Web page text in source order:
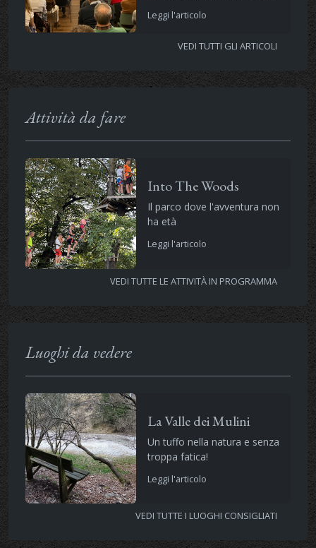
Leggi l'articolo
VEDI TUTTI GLI ARTICOLI
Attività da fare
Into The Woods
Il parco dove l'avventura non
ha età
Leggi l'articolo
VEDI TUTTE LE ATTIVITÀ IN PROGRAMMA
Luoghi da vedere
La Valle dei Mulini
Un tuffo nella natura e senza
troppa fatica!
Leggi l'articolo
VEDI TUTTE I LUOGHI CONSIGLIATI